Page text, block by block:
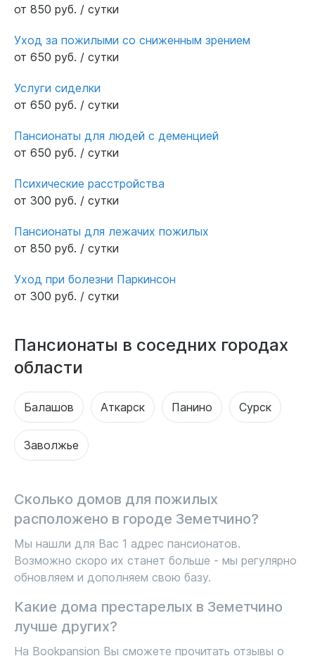
от 850 руб. / сутки
Уход за пожилыми со сниженным зрением
от 650 руб. / сутки
Услуги сиделки
от 650 руб. / сутки
Пансионаты для людей с деменцией
от 650 руб. / сутки
Психические расстройства
от 300 руб. / сутки
Пансионаты для лежачих пожилых
от 850 руб. / сутки
Уход при болезни Паркинсон
от 300 руб. / сутки
Пансионаты в соседних городах
области
Балашов Аткарск Панино Сурск
Заволжье
Сколько домов для пожилых
расположено в городе Земетчино?
Мы нашли для Вас 1 адрес пансионатов.
Возможно скоро их станет больше - мы регулярно
обновляем и дополняем свою базу.
Какие дома престарелых в Земетчино
лучше других?
На Bookpansion Вы сможете прочитать отзывы о